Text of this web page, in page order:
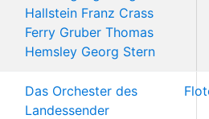
Hallstein Franz Crass
Ferry Gruber Thomas
Hemsley Georg Stern
Das Orchester des
Landessender